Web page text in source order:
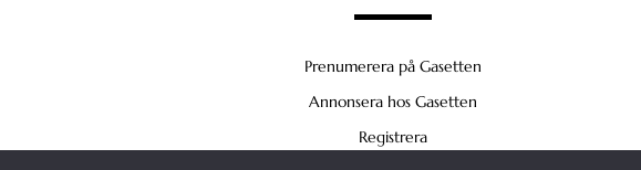
Prenumerera på Gasetten
Annonsera hos Gasetten
Registrera